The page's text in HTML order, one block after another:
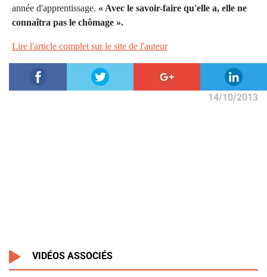
année d'apprentissage. « Avec le savoir-faire qu'elle a, elle ne
connaîtra pas le chômage ».
Lire l'article complet sur le site de l'auteur
14/10/2013
VIDÉOS ASSOCIÉS